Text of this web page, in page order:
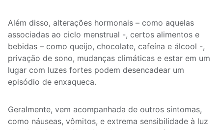
Além disso, alterações hormonais – como aquelas
associadas ao ciclo menstrual -, certos alimentos e
bebidas – como queijo, chocolate, cafeína e álcool -,
privação de sono, mudanças climáticas e estar em um
lugar com luzes fortes podem desencadear um
episódio de enxaqueca.
Geralmente, vem acompanhada de outros sintomas,
como náuseas, vômitos, e extrema sensibilidade à luz